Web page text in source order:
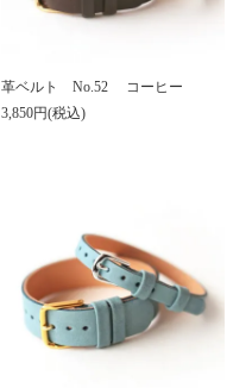
革ベルト No.52 コーヒー
3,850円(税込)